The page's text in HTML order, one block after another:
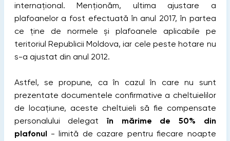
internațional. Menționăm, ultima ajustare a
plafoanelor a fost efectuată în anul 2017, în partea
ce ține de normele și plafoanele aplicabile pe
teritoriul Republicii Moldova, iar cele peste hotare nu
s-a ajustat din anul 2012.
Astfel, se propune, ca în cazul în care nu sunt
prezentate documentele confirmative a cheltuielilor
de locațiune, aceste cheltuieli să fie compensate
personalului delegatîn mărime de 50% din
plafonul - limită de cazare pentru fiecare noapte